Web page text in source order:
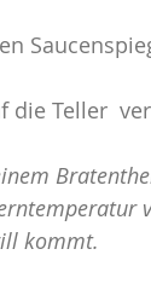
die Teller
kommt.